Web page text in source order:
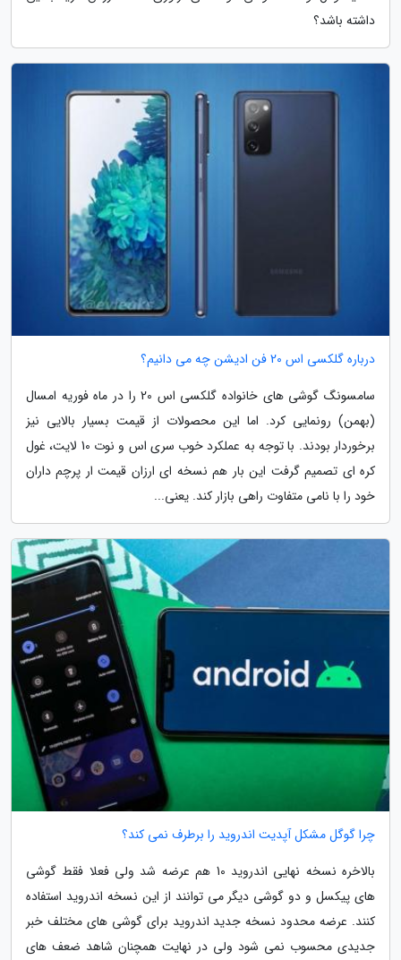
داشته باشد؟
درباره گلکسی اس 20 فن ادیشن چه می دانیم؟
سامسونگ گوشی های خانواده گلکسی اس 20 را در ماه فوریه امسال
(بهمن) رونمایی کرد. اما این محصولات از قیمت بسیار بالایی نیز
برخوردار بودند. با توجه به عملکرد خوب سری اس و نوت 10 لایت، غول
کره ای تصمیم گرفت این بار هم نسخه ای ارزان قیمت ار پرچم داران
خود را با نامی متفاوت راهی بازار کند. یعنی...
چرا گوگل مشکل آپدیت اندروید را برطرف نمی کند؟
بالاخره نسخه نهایی اندروید 10 هم عرضه شد ولی فعلا فقط گوشی
های پیکسل و دو گوشی دیگر می توانند از این نسخه اندروید استفاده
کنند. عرضه محدود نسخه جدید اندروید برای گوشی های مختلف خبر
جدیدی محسوب نمی شود ولی در نهایت همچنان شاهد ضعف های